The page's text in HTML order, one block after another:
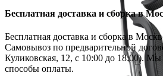
Бесплатная доставка и сборка в
Бесплатная доставка и сборка в
Самовывоз по предварительной
Куликовская, 12, с 10:00 до 18:00).
способы оплаты.